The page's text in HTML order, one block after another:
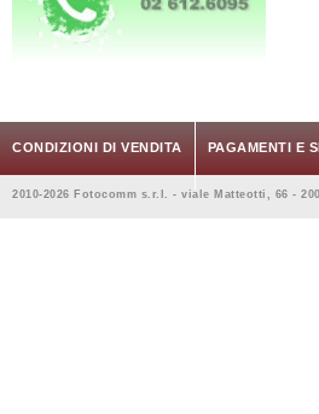
CONDIZIONI DI VENDITA PAGAMENTI E
2010-2026 Fotocomm s.r.l. - viale Matteotti, 66 -